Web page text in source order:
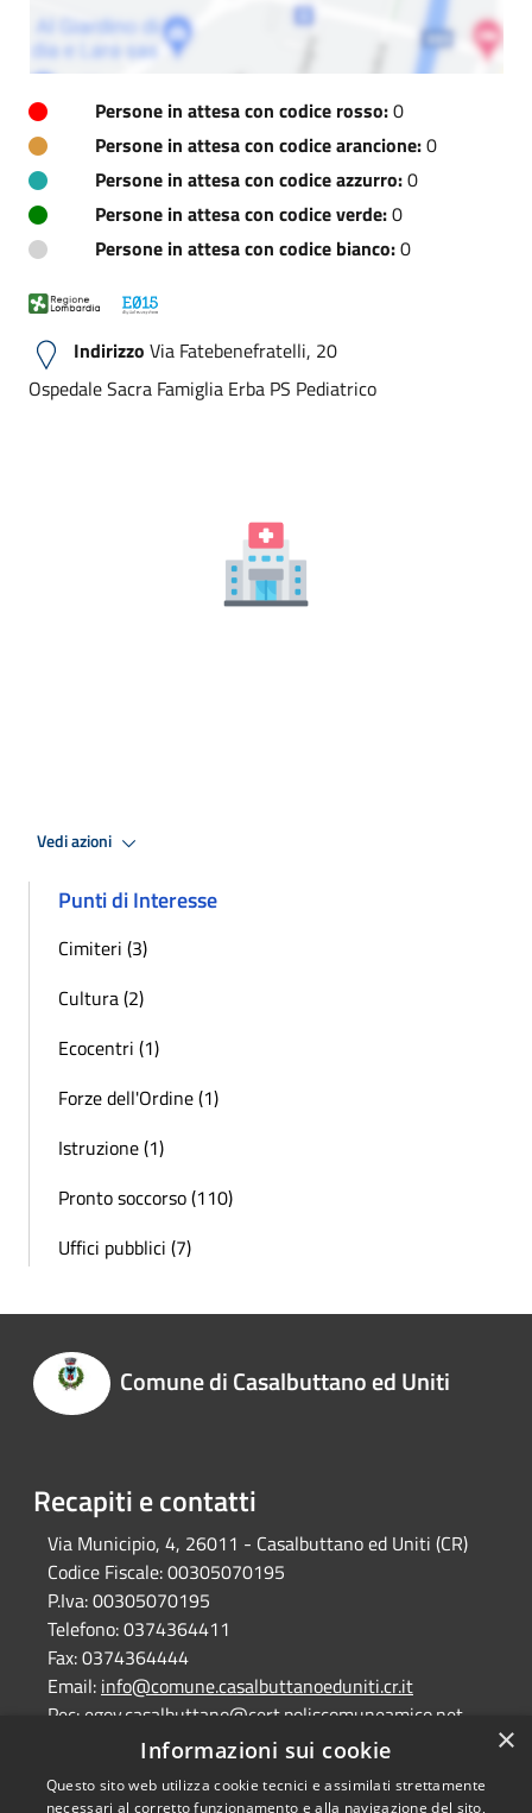
Persone in attesa con codice rosso:0
Persone in attesa con codice arancione:0
Persone in attesa con codice azzurro:0
Persone in attesa con codice verde:0
Persone in attesa con codice bianco:0
Indirizzo Via Fatebenefratelli, 20
Ospedale Sacra Famiglia Erba PS Pediatrico
Vedi azioni
Punti di Interesse
Cimiteri (3)
Cultura (2)
Ecocentri (1)
Forze dell'Ordine (1)
Istruzione (1)
Pronto soccorso (110)
Uffici pubblici (7)
Comune di Casalbuttano ed Uniti
Recapiti e contatti
Via Municipio, 4, 26011 - Casalbuttano ed Uniti (CR)
Codice Fiscale:00305070195
P.Iva:00305070195
Telefono:0374364411
Fax:0374364444
Email: info@comune.casalbuttanoeduniti.cr.it
Pec: egov.casalbuttano@cert.poliscomuneamico.net
RSS Copyright © 2026 • Comune di
×
Informazioni sui cookie
Questo sito web utilizza cookie tecnici e assimilati strettamente
necessari al corretto funzionamento e alla navigazione del sito,